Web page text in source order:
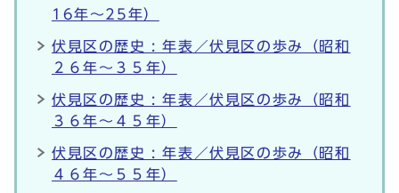
16年～25年）
伏見区の歴史 : 年表／伏見区の歩み（昭和
２６年～３５年）
伏見区の歴史 : 年表／伏見区の歩み（昭和
３６年～４５年）
伏見区の歴史 : 年表／伏見区の歩み（昭和
４６年～５５年）